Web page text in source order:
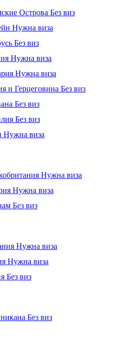
Острова Без виз
Нужна виза
Без виз
Нужна виза
Нужна виза
и Герцеговина Без виз
Без виз
Без виз
Нужна виза
Нужна виза
Нужна виза
Без виз
Нужна виза
Нужна виза
Без виз
Без виз